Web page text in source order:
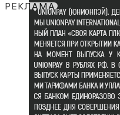
РЕКЛАМА